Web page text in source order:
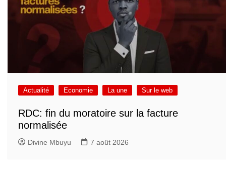
Actualité Economie La une Sur le web
RDC: fin du moratoire sur la facture
normalisée
Divine Mbuyu 7 août 2026